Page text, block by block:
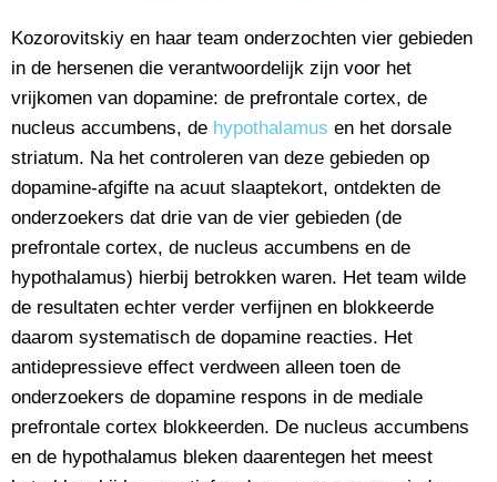
Kozorovitskiy en haar team onderzochten vier gebieden
in de hersenen die verantwoordelijk zijn voor het
vrijkomen van dopamine: de prefrontale cortex, de
nucleus accumbens, de hypothalamus en het dorsale
striatum. Na het controleren van deze gebieden op
dopamine-afgifte na acuut slaaptekort, ontdekten de
onderzoekers dat drie van de vier gebieden (de
prefrontale cortex, de nucleus accumbens en de
hypothalamus) hierbij betrokken waren. Het team wilde
de resultaten echter verder verfijnen en blokkeerde
daarom systematisch de dopamine reacties. Het
antidepressieve effect verdween alleen toen de
onderzoekers de dopamine respons in de mediale
prefrontale cortex blokkeerden. De nucleus accumbens
en de hypothalamus bleken daarentegen het meest